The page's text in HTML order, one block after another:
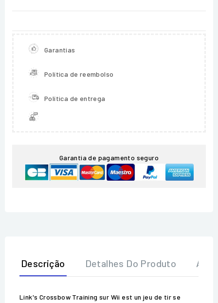
Garantias
Política de reembolso
Política de entrega
Garantia de pagamento seguro
Descrição Detalhes Do Produto
Link's Crossbow Training sur Wii est un jeu de tir se